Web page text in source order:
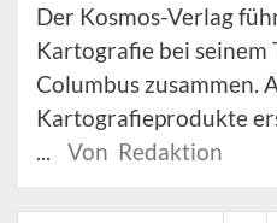
Der Kosmos-Verlag
Kartografie bei
Columbus zusammen.
Kartografieprodukte
...
Von Redaktion